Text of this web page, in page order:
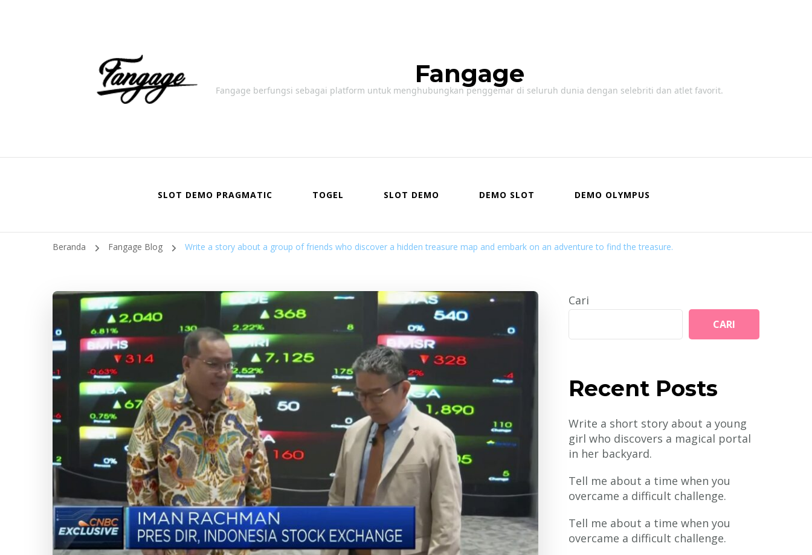
Fangage
Fangage berfungsi sebagai platform untuk menghubungkan penggemar di seluruh dunia dengan selebriti dan atlet favorit.
SLOT DEMO PRAGMATIC TOGEL SLOT DEMO DEMO SLOT DEMO OLYMPUS
Beranda Fangage Blog Write a story about a group of friends who discover a hidden treasure map and embark on an adventure to find the treasure.
Cari
CARI
Recent Posts
Write a short story about a young
girl who discovers a magical portal
in her backyard.
Tell me about a time when you
overcame a difficult challenge.
Tell me about a time when you
overcame a difficult challenge.